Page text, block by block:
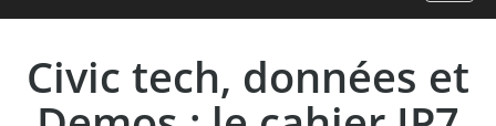
Civic tech, données et